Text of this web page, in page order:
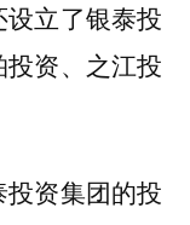
立了银泰投
资、之江投
资集团的投